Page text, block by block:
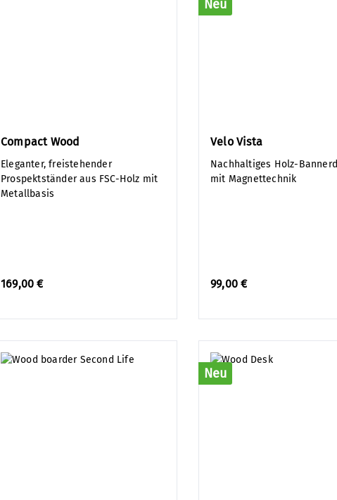
Compact Wood
Eleganter, freistehender
Prospektständer aus FSC-Holz mit
Metallbasis
169,00 €
Neu
Velo Vista
Nachhaltiges Holz-
mit Magnettechnik
99,00 €
Neu